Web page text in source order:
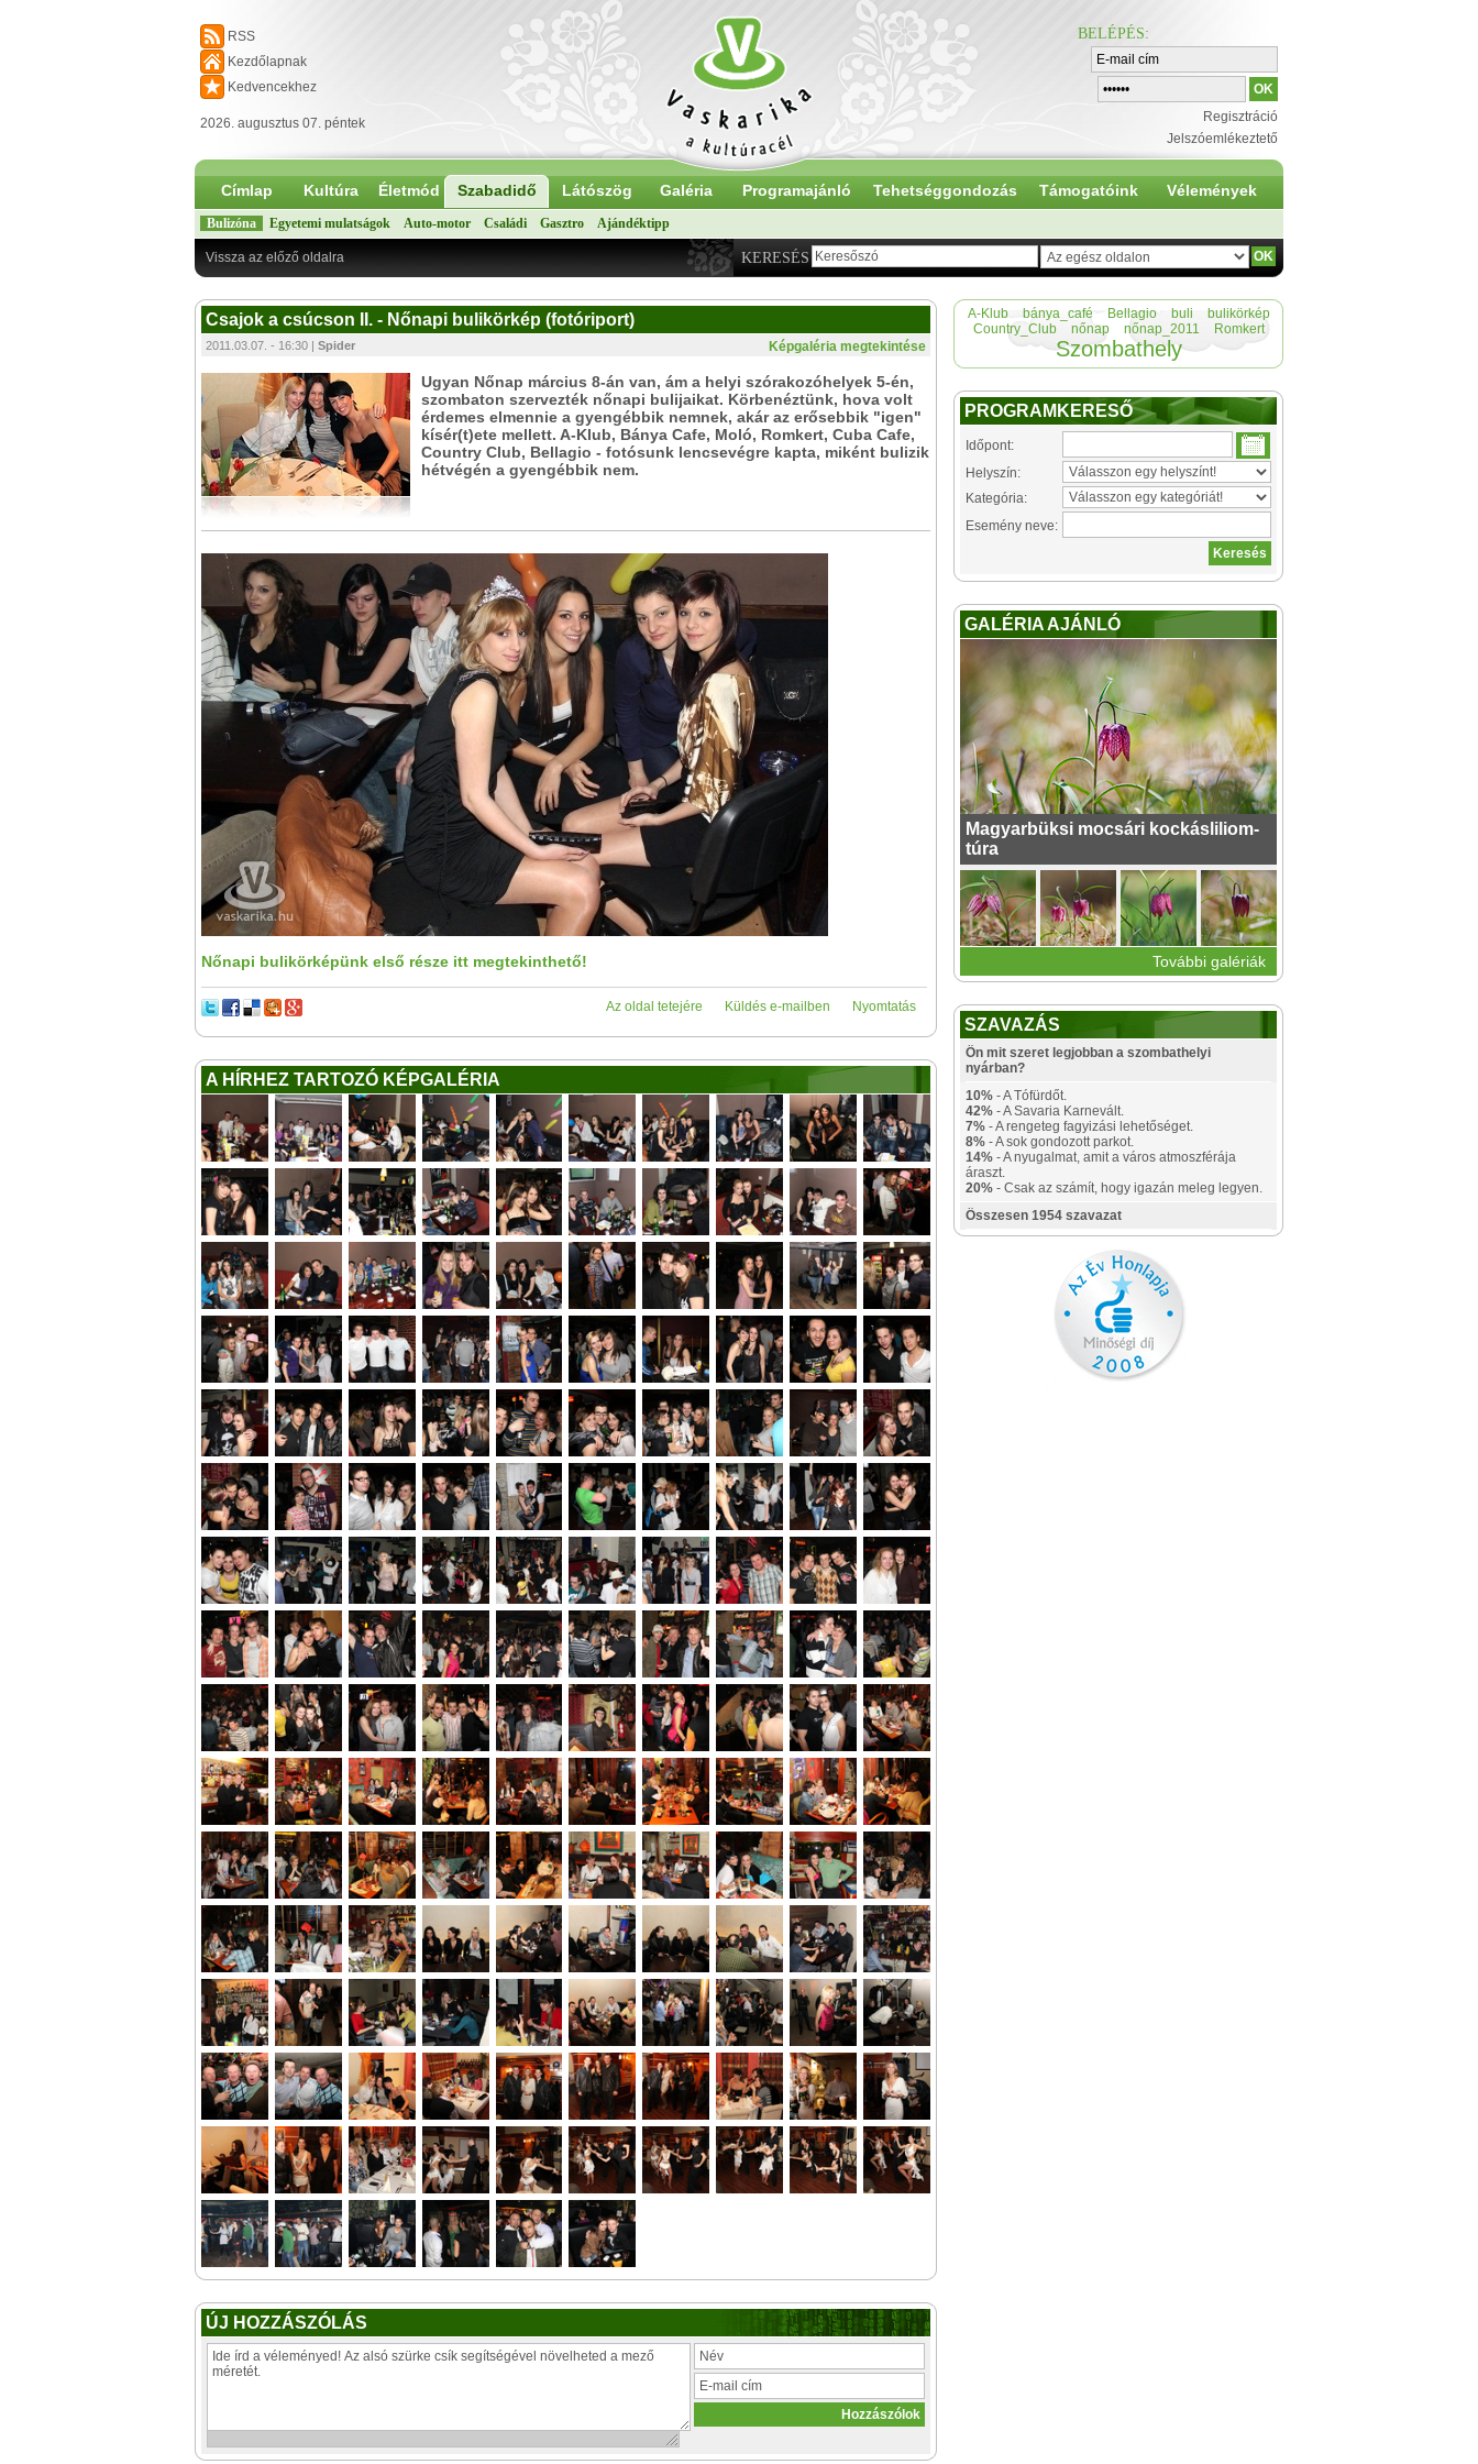
RSS
Kezdőlapnak
Kedvencekhez
2026. augusztus 07. péntek
BELÉPÉS:
Regisztráció
Jelszóemlékeztető
Címlap Kultúra Életmód Szabadidő Látószög Galéria Programajánló Tehetséggondozás Támogatóink Vélemények
Bulizóna Egyetemi mulatságok Auto-motor Családi Gasztro Ajándéktipp
KERESÉS
Vissza az előző oldalra
Csajok a csúcson II. - Nőnapi bulikörkép (fotóriport)
Képgaléria megtekintése
2011.03.07. - 16:30 | Spider
Ugyan Nőnap március 8-án van, ám a helyi szórakozóhelyek 5-én,
szombaton szervezték nőnapi bulijaikat. Körbenéztünk, hova volt
érdemes elmennie a gyengébbik nemnek, akár az erősebbik "igen"
kísér(t)ete mellett. A-Klub, Bánya Cafe, Moló, Romkert, Cuba Cafe,
Country Club, Bellagio - fotósunk lencsevégre kapta, miként bulizik
hétvégén a gyengébbik nem.
Nőnapi bulikörképünk első része itt megtekinthető!
Nyomtatás
Küldés e-mailben
Az oldal tetejére
A HÍRHEZ TARTOZÓ KÉPGALÉRIA
ÚJ HOZZÁSZÓLÁS
A-Klub bánya_café Bellagio buli
bulikörkép
Country_Club
nőnap nőnap_2011 Romkert
Szombathely
PROGRAMKERESŐ
Időpont:
Helyszín:
Kategória:
Esemény neve:
GALÉRIA AJÁNLÓ
Magyarbüksi mocsári kockásliliom-
túra
További galériák
SZAVAZÁS
Ön mit szeret legjobban a szombathelyi
nyárban?
10% - A Tófürdőt.
42% - A Savaria Karnevált.
7% - A rengeteg fagyizási lehetőséget.
8% - A sok gondozott parkot.
14% - A nyugalmat, amit a város atmoszférája
áraszt.
20% - Csak az számít, hogy igazán meleg legyen.
Összesen 1954 szavazat